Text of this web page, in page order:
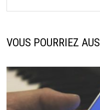
VOUS POURRIEZ